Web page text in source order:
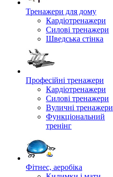
Тренажери для дому
Кардіотренажери
Силові тренажери
Шведська стінка
Професійні тренажери
Кардіотренажери
Силові тренажери
Вуличні тренажери
Функціональний
тренінг
Фітнес, аеробіка